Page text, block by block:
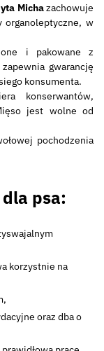
Michazachowuje
organoleptyczne, w
i pakowane z
gwarancję
konsumenta.
konserwantów,
jest wolne od
pochodzenia
psa:
korzystnie na
oraz dba o